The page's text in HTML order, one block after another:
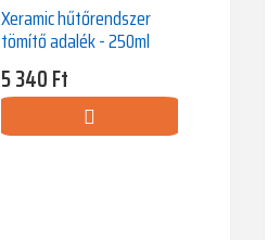
Xeramic hűtőrendszer
tömítő adalék - 250ml
Ár
5 340 Ft